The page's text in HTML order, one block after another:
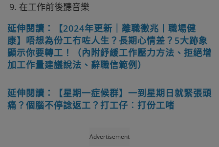
在工作前後聽音樂
延伸閱讀：【2024年更新｜離職徵兆丨職場健
康】唔想為份工冇咗人生？長期心情差？5大跡象
顯示你要轉工！（內附紓緩工作壓力方法、拒絕增
加工作量建議說法、辭職信範例）
延伸閱讀：【星期一症候群】一到星期日就緊張頭
痛？個腦不停諗返工？打工仔︰打份工啫
Advertisement